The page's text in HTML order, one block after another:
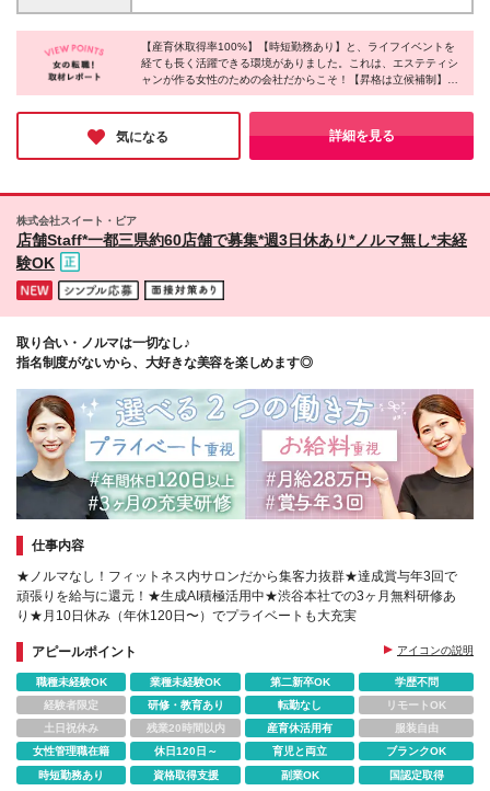
別途全額支給します。（分単位で支給） ※試用期間3
ヶ月間あり（期間中の雇用形態・待遇に差異はありま
せん） 【給与アップ努力宣言企業】 今年度も給与UP
月目の研修期間（試用期間）中の給与】 ▼入社1～2
ヶ月目 月給212,100円～（固定残業代はなし※残業代
23万円～（固定残業代6.8時間相当／10,546円を含む
分とラクラク通勤♪ 【東京23区】 赤羽店/上野店/大井
町店/大塚店/葛飾店/亀戸店/北砂店/喜多見店/木場店/五
反田店/笹塚店/新宿店/高輪店/田端店/ときわ台店/曳舟
店/用賀店 【東京23区外】 吉祥寺店/立川(北館)店/立川
(南館)店/調布店/西国分寺店/東大和店/町田店/三鷹店/武
蔵小金井店 【神奈川県】 青葉台店/市ヶ尾店/神奈川
店/上永谷店/相模大野店/相模原店/鷺沼店/新川崎店/新
百合ヶ丘店/鶴見店/綱島店/トレッサ横浜店/橋本店/東
す。 (変更の範囲)上記を除く当社関連勤務地
【産育休取得率100%】【時短勤務あり】と、ライフイベントを
経ても長く活躍できる環境がありました。これは、エステティシ
ャンが作る女性のための会社だからこそ！【昇格は立候補制】な
ので、早期キャリア形成を目指す事もできるそうです◎取材の中
で印象的だったことは、社員の皆さんが、お客様のために強いホ
スピタリティを持って働いていること。接客が好きな方は、10年
後の自分を想像しやすい職場だと思います◎
気になる 詳細を見る
株式会社スイート・ピア
店舗Staff*一都三県約60店舗で募集*週3日休あり*ノルマ無し*未経
験OK
取り合い・ノルマは一切なし♪
指名制度がないから、大好きな美容を楽しめます◎
仕事内容
★ノルマなし！フィットネス内サロンだから集客力抜群★達成賞与年3回で
頑張りを給与に還元！★生成AI積極活用中★渋谷本社での3ヶ月無料研修あ
り★月10日休み（年休120日〜）でプライベートも大充実
アピールポイント アイコンの説明
職種未経験OK 業種未経験OK 第二新卒OK
学歴不問
経験者限定
研修・教育あり 転勤なし
リモートOK
土日祝休み
残業20時間以内 産育休活用有
服装自由
女性管理職在籍
休日120日～ 育児と両立
ブランクOK
時短勤務あり
資格取得支援 副業OK 国認定取得